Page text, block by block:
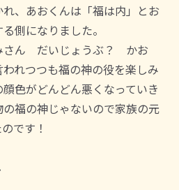
、あおくんは「福は内」とお
側になりました。
さん だいじょうぶ？ かお
れつつも福の神の役を楽しみ
色がどんどん悪くなっていき
福の神じゃないので家族の元
です！